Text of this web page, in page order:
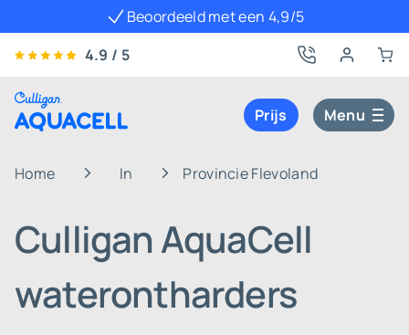
Beoordeeld met een 4,9/5
4.9 / 5
Prijs Menu
Home In Provincie Flevoland
Culligan AquaCell
waterontharders